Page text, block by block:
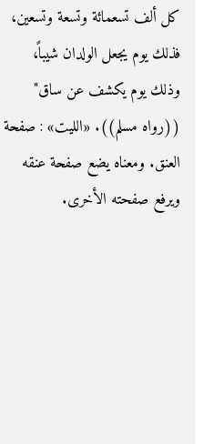
كل ألف تسعمائة وتسعة وتسعين،
فذلك يوم يجعل الولدان شيباً،
وذلك يوم يكشف عن ساق‏"‏
‏(‏‏(‏رواه مسلم‏)‏‏)‏‏.‏ «الليت» : صفحة
العنق. ومعناه يضع صفحة عنقه
ويرفع صفحته الأخرى.